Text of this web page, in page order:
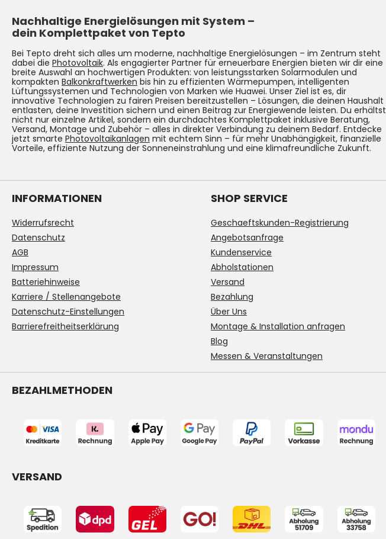
Nachhaltige Energielösungen mit System –
dein Komplettpaket von Tepto
Bei Tepto dreht sich alles um moderne, nachhaltige Energielösungen – im Zentrum steht
dabei die Photovoltaik. Als engagierter Partner für erneuerbare Energien bieten wir dir eine
breite Auswahl an hochwertigen Produkten: von leistungsstarken Solarmodulen und
kompakten Balkonkraftwerken bis hin zu effizienten Wärmepumpen, intelligenten
Lüftungssystemen und Technologien von Marken wie Huawei. Unser Ziel ist es, dir
innovative Technologien zu fairen Preisen bereitzustellen – Lösungen, die deinen Haushalt
entlasten, deine Investition sichern und einen Beitrag zur Energiewende leisten. Du erhältst
nicht nur einzelne Artikel, sondern ein durchdachtes Komplettpaket inklusive Beratung,
Versand, Montage und Zubehör – alles in direkter Verbindung zu deinem Bedarf. Entdecke
jetzt smarte Photovoltaikanlagen mit echtem Sinn – für mehr Unabhängigkeit, finanzielle
Vorteile, effiziente Nutzung der Sonneneinstrahlung und eine klimafreundliche Zukunft.
INFORMATIONEN
Widerrufsrecht
Datenschutz
AGB
Impressum
Batteriehinweise
Karriere / Stellenangebote
Datenschutz-Einstellungen
Barrierefreitheitserklärung
SHOP SERVICE
Geschaeftskunden-Registrierung
Angebotsanfrage
Kundenservice
Abholstationen
Versand
Bezahlung
Über Uns
Montage & Installation anfragen
Blog
Messen & Veranstaltungen
BEZAHLMETHODEN
VERSAND